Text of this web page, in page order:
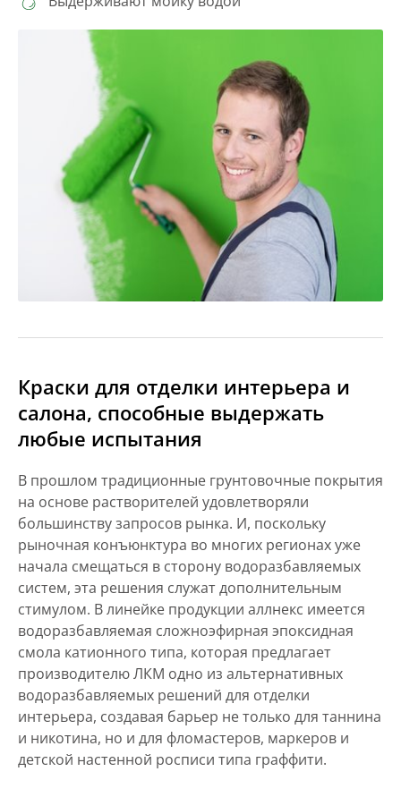
Краски для отделки интерьера и
салона, способные выдержать
любые испытания
В прошлом традиционные грунтовочные покрытия
на основе растворителей удовлетворяли
большинству запросов рынка. И, поскольку
рыночная конъюнктура во многих регионах уже
начала смещаться в сторону водоразбавляемых
систем, эта решения служат дополнительным
стимулом. В линейке продукции аллнекс имеется
водоразбавляемая сложноэфирная эпоксидная
смола катионного типа, которая предлагает
производителю ЛКМ одно из альтернативных
водоразбавляемых решений для отделки
интерьера, создавая барьер не только для таннина
и никотина, но и для фломастеров, маркеров и
детской настенной росписи типа граффити.